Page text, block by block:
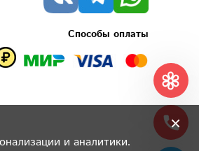
и аналитики.
×
Способы оплаты